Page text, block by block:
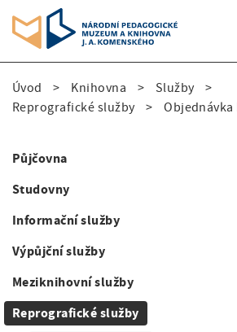
v
D
o
b
e
č
k
o
Úvod Knihovna
Služby
Reprografické služby
d
e
n
a
Půjčovna
Studovny
Informační služby
Výpůjční služby
Meziknihovní služby
Reprografické služby